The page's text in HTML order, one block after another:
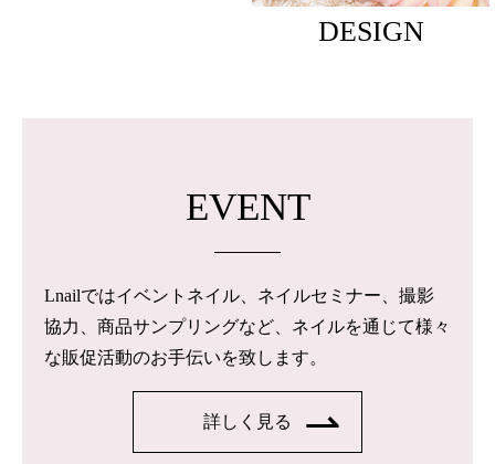
DESIGN
EVENT
Lnailではイベントネイル、ネイルセミナー、撮影
協力、商品サンプリングなど、ネイルを通じて様々
な販促活動のお手伝いを致します。
詳しく見る